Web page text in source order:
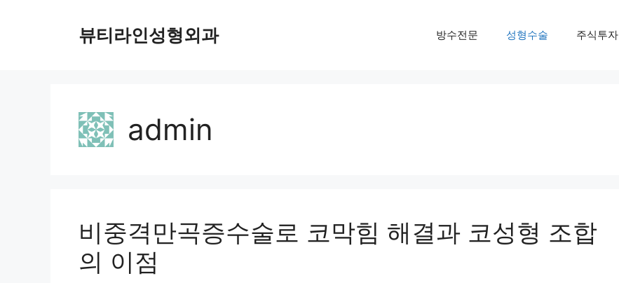
뷰티라인성형외과 방수전문 성형수술 주식투자
admin
비중격만곡증수술로 코막힘 해결과 코성형 조합
의 이점